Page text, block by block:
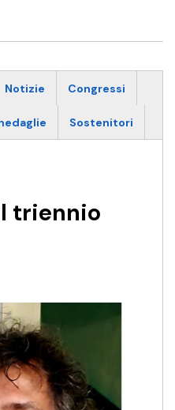
Notizie Congressi
Sostenitori
triennio